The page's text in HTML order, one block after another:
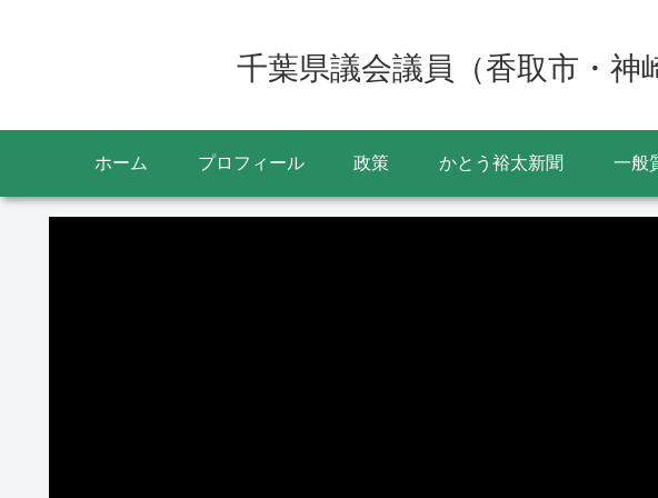
千葉県議会議員（香取市・神
ホーム プロフィール 政策 かとう裕太新聞 一般